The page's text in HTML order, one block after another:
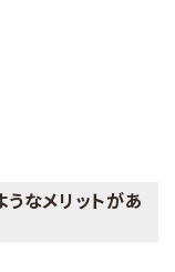
なメリットがあ